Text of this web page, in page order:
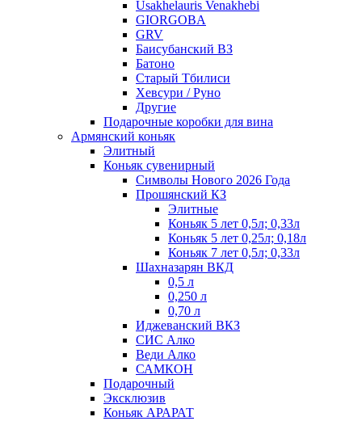
Usakhelauris Venakhebi
GIORGOBA
GRV
Баисубанский ВЗ
Батоно
Старый Тбилиси
Хевсури / Руно
Другие
Подарочные коробки для вина
Армянский коньяк
Элитный
Коньяк сувенирный
Символы Нового 2026 Года
Прошянский КЗ
Элитные
Коньяк 5 лет 0,5л; 0,33л
Коньяк 5 лет 0,25л; 0,18л
Коньяк 7 лет 0,5л; 0,33л
Шахназарян ВКД
0,5 л
0,250 л
0,70 л
Иджеванский ВКЗ
СИС Алко
Веди Алко
САМКОН
Подарочный
Эксклюзив
Коньяк АРАРАТ